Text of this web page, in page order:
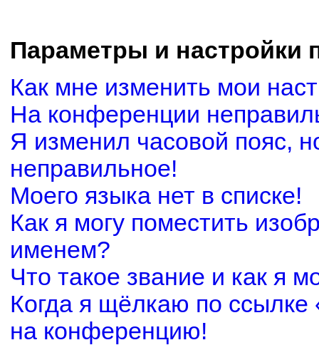
Параметры и настройки
Как мне изменить мои
На конференции
Я изменил часовой пояс,
неправильное!
Моего языка нет в списке!
Как я могу поместить
именем?
Что такое звание и как я
Когда я щёлкаю по ссылке
на конференцию!